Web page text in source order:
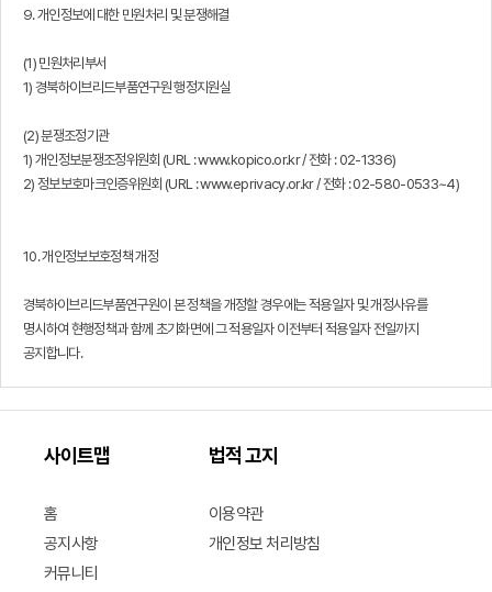
9. 개인정보에 대한 민원처리 및 분쟁해결
(1) 민원처리부서
1) 경북하이브리드부품연구원 행정지원실
(2) 분쟁조정기관
1) 개인정보분쟁조정위원회 (URL : www.kopico.or.kr / 전화 : 02-1336)
2) 정보보호마크인증위원회 (URL : www.eprivacy.or.kr / 전화 : 02-580-0533~4)
10. 개인정보보호정책 개정
경북하이브리드부품연구원이 본 정책을 개정할 경우에는 적용일자 및 개정사유를
명시하여 현행정책과 함께 초기화면에 그 적용일자 이전부터 적용일자 전일까지
공지합니다.
사이트맵
홈
공지사항
커뮤니티
법적 고지
이용약관
개인정보 처리방침